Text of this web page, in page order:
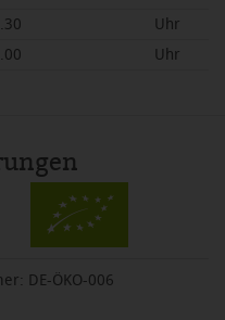
Uhr
Uhr
DE-ÖKO-006